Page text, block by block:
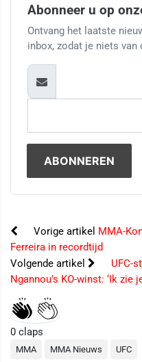
Abonneer u op
Ontvang het laatste
inbox, zodat je niets van
Vorige artikel MMA-
Ferreira in recordtijd
Volgende artikel
UFC-
Ngannou’s KO-winst: ‘Ik zie
0 claps
MMA MMA Nieuws UFC